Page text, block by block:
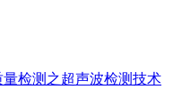
检测之超声波检测技术